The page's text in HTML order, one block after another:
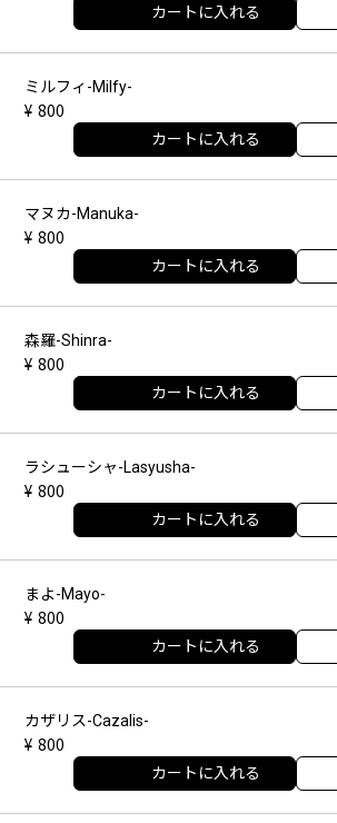
カートに入れる
ミルフィ-Milfy-
800
カートに入れる
マヌカ-Manuka-
800
カートに入れる
森羅-Shinra-
800
カートに入れる
ラシューシャ-Lasyusha-
800
カートに入れる
まよ-Mayo-
800
カートに入れる
カザリス-Cazalis-
800
カートに入れる